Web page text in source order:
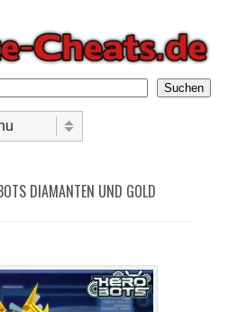
Suchen
DIAMANTEN UND GOLD